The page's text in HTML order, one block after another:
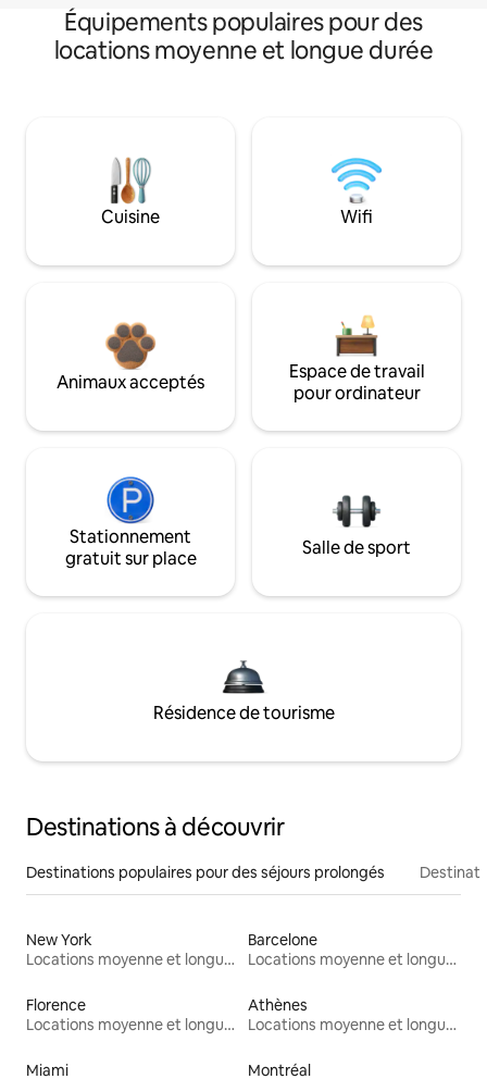
Équipements populaires pour des
locations moyenne et longue durée
Cuisine Wifi
Animaux acceptés
Espace de travail
pour ordinateur
Stationnement
gratuit sur place
Salle de sport
Résidence de tourisme
Destinations à découvrir
Destinations populaires pour des séjours prolongés
New York
Locations moyenne et longue durée
Barcelone
Locations moyenne et longue durée
Florence
Locations moyenne et longue durée
Athènes
Locations moyenne et longue durée
Miami Montréal